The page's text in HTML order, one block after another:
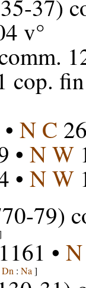
37)
v°
cop.
N C
• N W
• N W
79)
•
Dn : Na ]